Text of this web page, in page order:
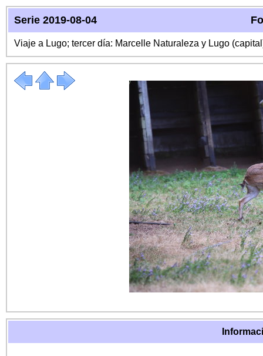
Serie 2019-08-04
Viaje a Lugo; tercer día: Marcelle Naturaleza y Lugo